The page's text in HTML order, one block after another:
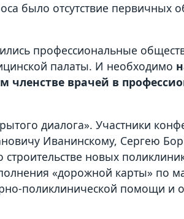
было отсутствие первичных
профессиональные
палаты. И необходимо
членстве врачей в
диалога». Участники
Иванинскому, Сергею
новых
«дорожной карты» по
поликлинической помощи и